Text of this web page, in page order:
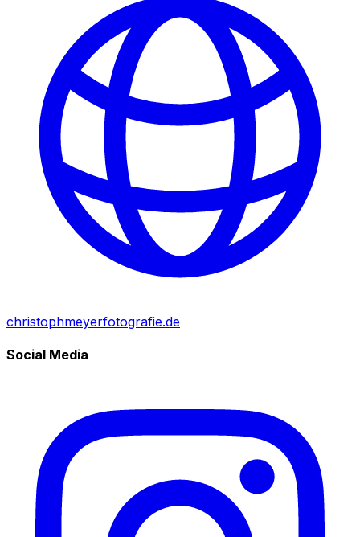
christophmeyerfotografie.de
Social Media